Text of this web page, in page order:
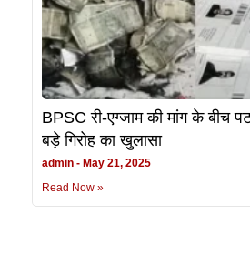
BPSC री-एग्जाम की मांग के बीच
बड़े गिरोह का खुलासा
admin
May 21, 2025
Read Now »